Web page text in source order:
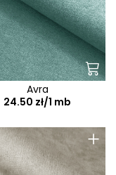
Avra
24.50 zł/1 mb
+